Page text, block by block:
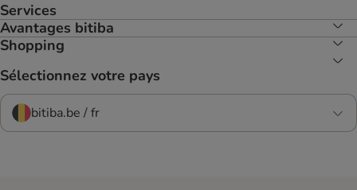
Services
Avantages bitiba
Shopping
Sélectionnez votre pays
bitiba.be / fr